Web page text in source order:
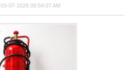
03-07-2026 09:54:07 AM